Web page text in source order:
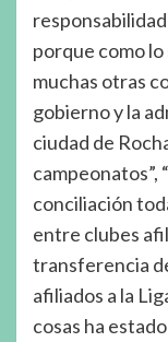
porque como
muchas otras
gobierno y la
ciudad de
campeonatos”,
conciliación
entre clubes
transferencia
afiliados a la
cosas ha